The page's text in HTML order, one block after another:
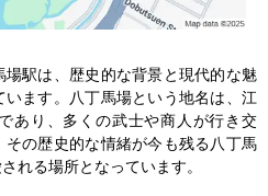
駅は、歴史的な背景と現代的な魅
ます。八丁馬場という地名は、江
あり、多くの武士や商人が行き交
の歴史的な情緒が今も残る八丁馬
れる場所となっています。